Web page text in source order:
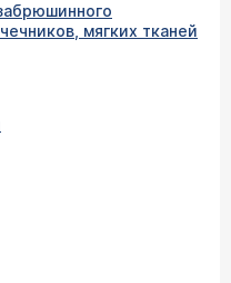
мягких тканей